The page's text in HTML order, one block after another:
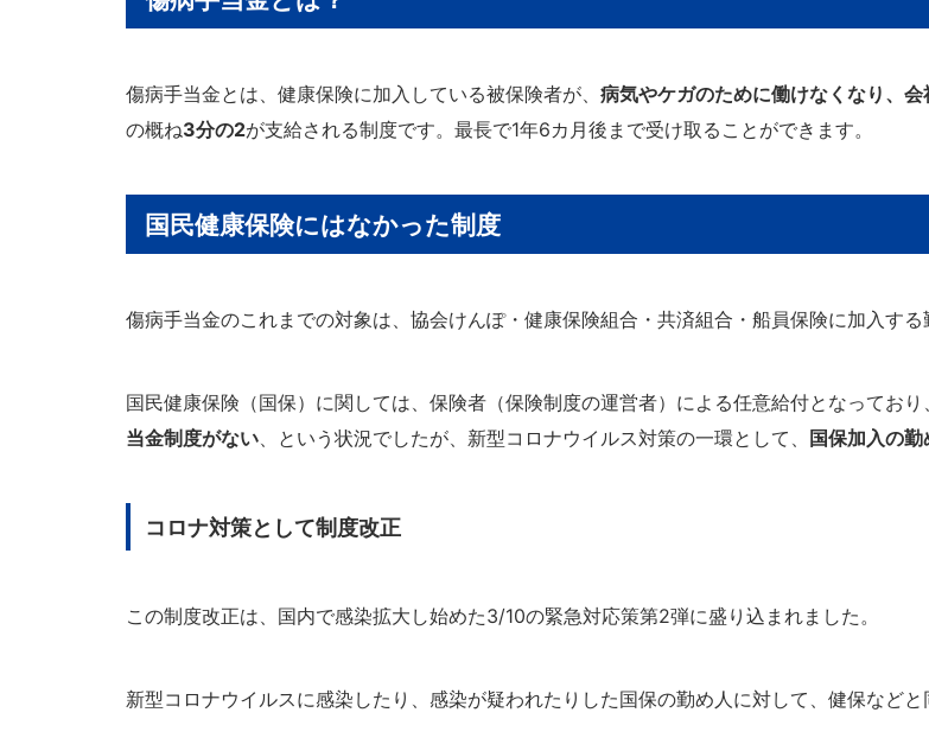
傷病手当金とは、健康保険に加入している被保険者が、 病気やケガのために働けなくなり、
の概ね3分の2が支給される制度です。最長で1年6カ月後まで受け取ることができます。
国民健康保険にはなかった制度
傷病手当金のこれまでの対象は、協会けんぽ・健康保険組合・共済組合・船員保険に加入する
国民健康保険（国保）に関しては、保険者（保険制度の運営者）による任意給付となってお
当金制度がない 、という状況でしたが、新型コロナウイルス対策の一環として、 国保加入の
コロナ対策として制度改正
この制度改正は、国内で感染拡大し始めた3/10の緊急対応策第2弾に盛り込まれました。
新型コロナウイルスに感染したり、感染が疑われたりした国保の勤め人に対して、健保など